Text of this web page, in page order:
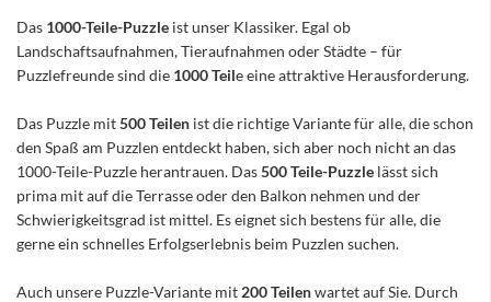
Das 1000-Teile-Puzzle ist unser Klassiker. Egal ob
Landschaftsaufnahmen, Tieraufnahmen oder Städte – für
Puzzlefreunde sind die 1000 Teile eine attraktive Herausforderung.
Das Puzzle mit500 Teilen ist die richtige Variante für alle, die schon
den Spaß am Puzzlen entdeckt haben, sich aber noch nicht an das
1000-Teile-Puzzle herantrauen. Das500 Teile-Puzzle lässt sich
prima mit auf die Terrasse oder den Balkon nehmen und der
Schwierigkeitsgrad ist mittel. Es eignet sich bestens für alle, die
gerne ein schnelles Erfolgserlebnis beim Puzzlen suchen.
Auch unsere Puzzle-Variante mit 200 Teilenwartet auf Sie. Durch